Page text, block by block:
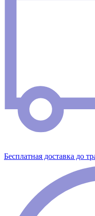
Бесплатная доставка до